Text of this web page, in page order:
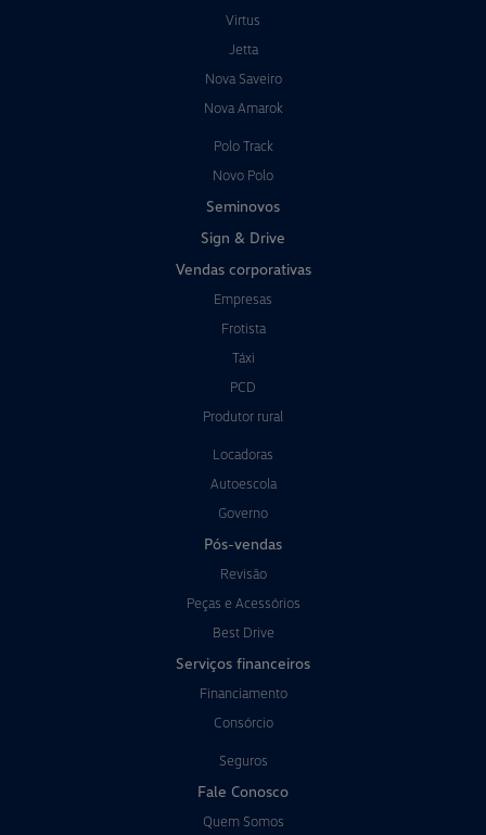
Virtus
Jetta
Nova Saveiro
Nova Amarok
Polo Track
Novo Polo
Seminovos
Sign & Drive
Vendas corporativas
Empresas
Frotista
Táxi
PCD
Produtor rural
Locadoras
Autoescola
Governo
Pós-vendas
Revisão
Peças e Acessórios
Best Drive
Serviços financeiros
Financiamento
Consórcio
Seguros
Fale Conosco
Quem Somos